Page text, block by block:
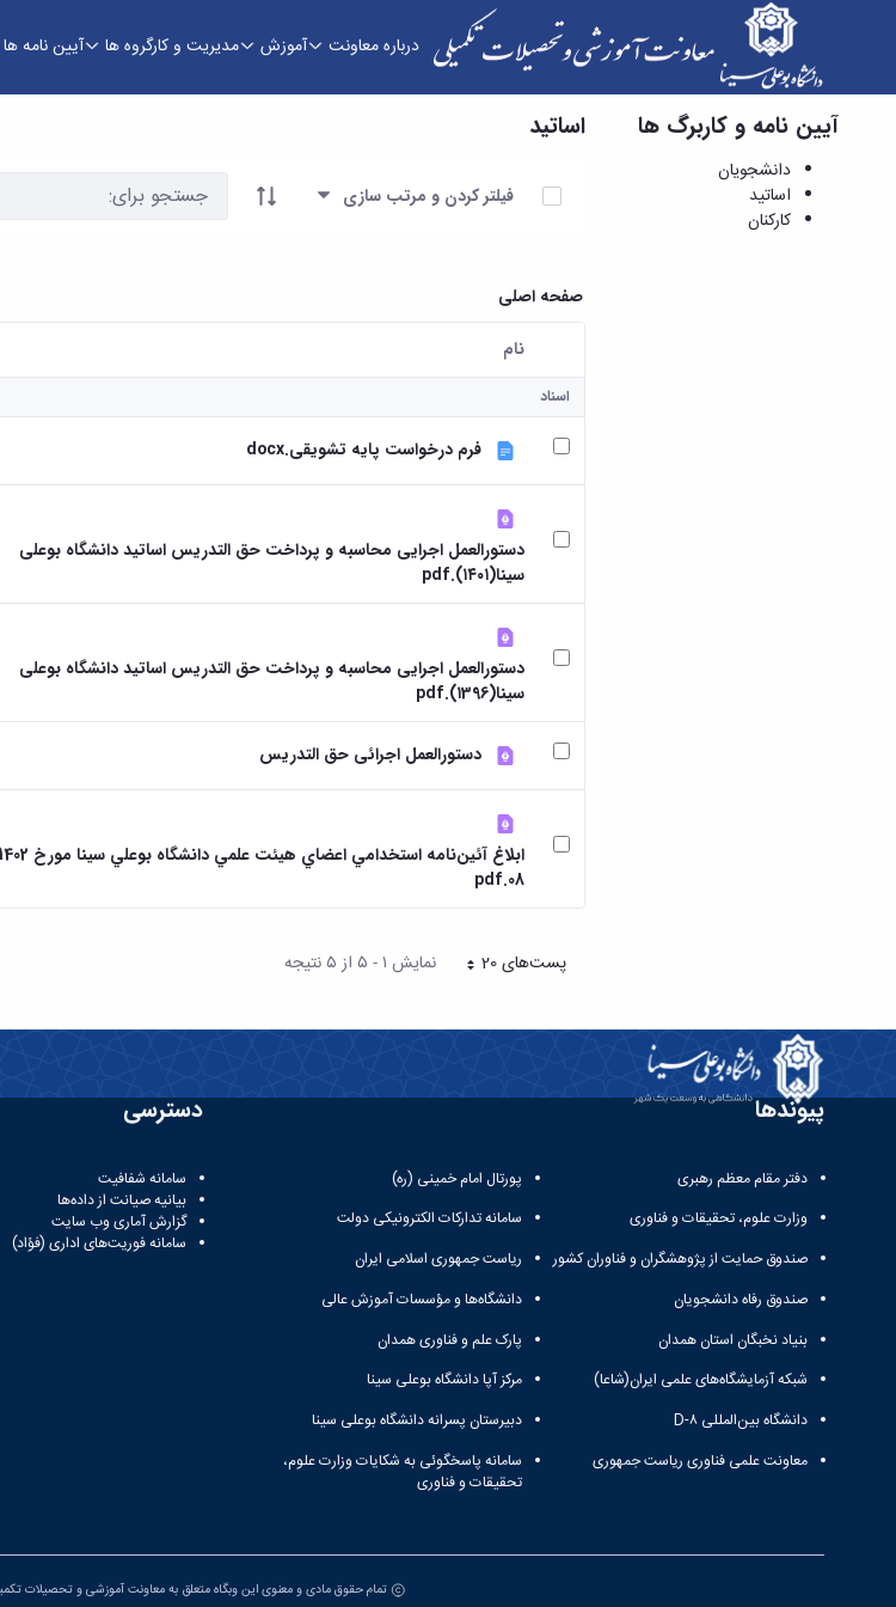
درباره معاونت آموزش مدیریت و کارگروه ها آیین نامه
اساتید - معاونت آموزشی و تحصیلات تکمیلی
آیین نامه و کاربرگ ها
دانشجویان
اساتید
کارکنان
اساتید
آیتم ها را انتخاب کنید
فیلتر کردن و مرتب سازی
صفحه اصلی
کاربر انتخاب شده
نام
اسناد
فرم درخواست پایه تشویقی.docx
دستورالعمل اجرایی محاسبه و پرداخت حق التدریس اساتید دانشگاه بوعلی
سینا(۱۴۰۱).pdf
دستورالعمل اجرایی محاسبه و پرداخت حق التدریس اساتید دانشگاه بوعلی
سینا(۱396).pdf
دستورالعمل اجرائی حق التدریس
08.pdf
پست‌‌های 20هر صفحه نمایش ۱ - ۵ از ۵ نتیجه
پیوندها
دفتر مقام معظم رهبری
وزارت علوم، تحقیقات و فناوری
صندوق حمایت از پژوهشگران و فناوران کشور
صندوق رفاه دانشجویان
بنیاد نخبگان استان همدان
شبکه آزمایشگاه‌های علمی ایران(شاعا)
دانشگاه بین‌المللی D-۸
معاونت علمی فناوری ریاست جمهوری
پورتال امام خمینی (ره)
سامانه تدارکات الکترونیکی دولت
ریاست جمهوری اسلامی ایران
دانشگاه‌ها و مؤسسات آموزش عالی
پارک علم و فناوری همدان
مرکز آپا دانشگاه بوعلی سینا
دبیرستان پسرانه دانشگاه بوعلی سینا
سامانه پاسخگوئی به شکایات وزارت علوم،
تحقیقات و فناوری
دسترسی
سامانه شفافیت
بیانیه صیانت از داده‌ها
گزارش آماری وب‌ سایت
سامانه فوریت‌های اداری (فؤاد)
تمام حقوق مادی و معنوی این وبگاه متعلق به معاونت آموزشی و تحصیلات